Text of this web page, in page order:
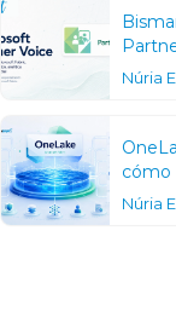
Núria
cómo
Núria